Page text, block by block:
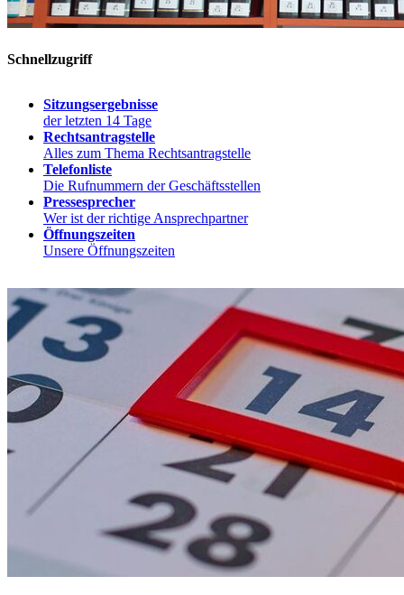
Schnellzugriff
Sitzungsergebnisse
der letzten 14 Tage
Rechtsantragstelle
Alles zum Thema Rechtsantragstelle
Telefonliste
Die Rufnummern der Geschäftsstellen
Pressesprecher
Wer ist der richtige Ansprechpartner
Öffnungszeiten
Unsere Öffnungszeiten